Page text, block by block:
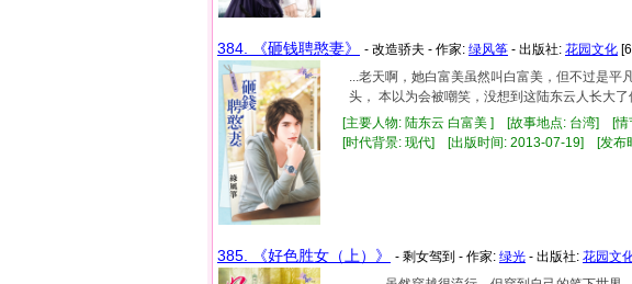
384. 《砸钱聘憨妻》 - 改造骄夫 - 作家: 绿风筝 - 出版社: 花园文化
...老天啊，她白富美虽然叫白富美，但不过是
头， 本以为会被嘲笑，没想到这陆东云人长大了
[主要人物: 陆东云 白富美 ] [故事地点: 台湾] [情
[时代背景: 现代] [出版时间: 2013-07-19] [发
385. 《好色胜女（上）》 - 剩女驾到 - 作家: 绿光 - 出版社: 花园文